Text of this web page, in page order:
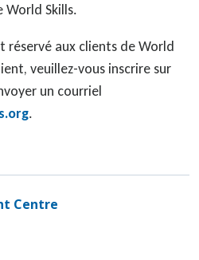
World Skills.
réservé aux clients de World
veuillez-vous inscrire sur
un courriel
.
Centre